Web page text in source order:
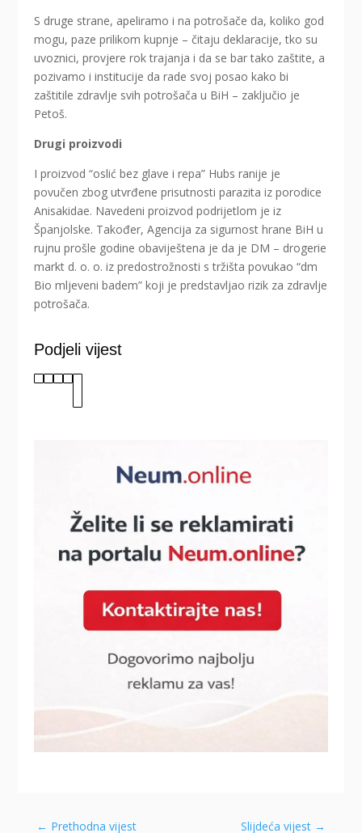
S druge strane, apeliramo i na potrošače da, koliko god
mogu, paze prilikom kupnje – čitaju deklaracije, tko su
uvoznici, provjere rok trajanja i da se bar tako zaštite, a
pozivamo i institucije da rade svoj posao kako bi
zaštitile zdravlje svih potrošača u BiH – zaključio je
Petoš.
Drugi proizvodi
I proizvod “oslić bez glave i repa” Hubs ranije je
povučen zbog utvrđene prisutnosti parazita iz porodice
Anisakidae. Navedeni proizvod podrijetlom je iz
Španjolske. Također, Agencija za sigurnost hrane BiH u
rujnu prošle godine obaviještena je da je DM – drogerie
markt d. o. o. iz predostrožnosti s tržišta povukao “dm
Bio mljeveni badem” koji je predstavljao rizik za zdravlje
potrošača.
Podjeli vijest
← Prethodna vijest Slijdeća vijest →